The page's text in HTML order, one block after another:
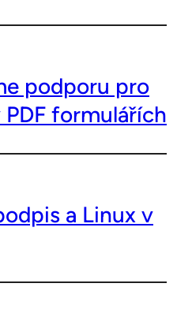
podporu pro
formulářích
a Linux v